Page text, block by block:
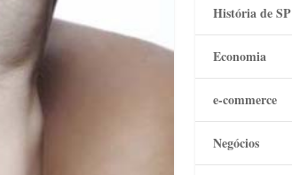
História de SP
Economia
e-commerce
Negócios